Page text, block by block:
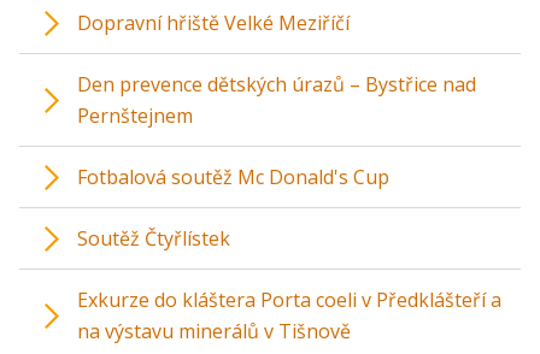
Dopravní hřiště Velké Meziříčí
Den prevence dětských úrazů – Bystřice nad
Pernštejnem
Fotbalová soutěž Mc Donald's Cup
Soutěž Čtyřlístek
Exkurze do kláštera Porta coeli v Předklášteří a
na výstavu minerálů v Tišnově